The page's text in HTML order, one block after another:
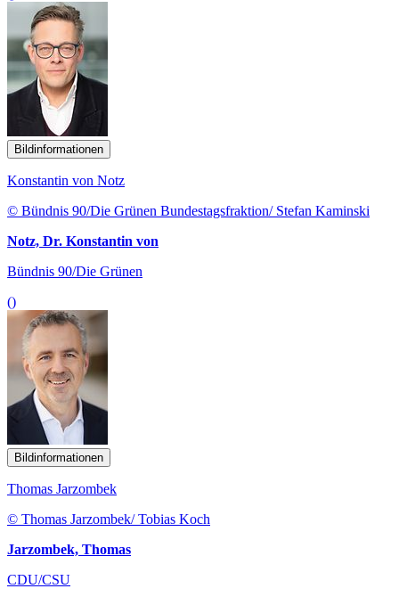
Bildinformationen
Konstantin von Notz
© Bündnis 90/Die Grünen Bundestagsfraktion/ Stefan Kaminski
Notz, Dr. Konstantin von
Bündnis 90/Die Grünen
()
Bildinformationen
Thomas Jarzombek
© Thomas Jarzombek/ Tobias Koch
Jarzombek, Thomas
CDU/CSU